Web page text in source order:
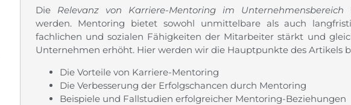
Die Relevanz von Karriere-Mentoring im Unternehmensbereich
werden. Mentoring bietet sowohl unmittelbare als auch
fachlichen und sozialen Fähigkeiten der Mitarbeiter stärkt und
Unternehmen erhöht. Hier werden wir die Hauptpunkte des Artikels
Die Vorteile von Karriere-Mentoring
Die Verbesserung der Erfolgschancen durch Mentoring
Beispiele und Fallstudien erfolgreicher Mentoring-Beziehungen